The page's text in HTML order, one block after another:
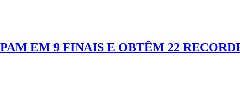
EM 9 FINAIS E OBTÊM 22